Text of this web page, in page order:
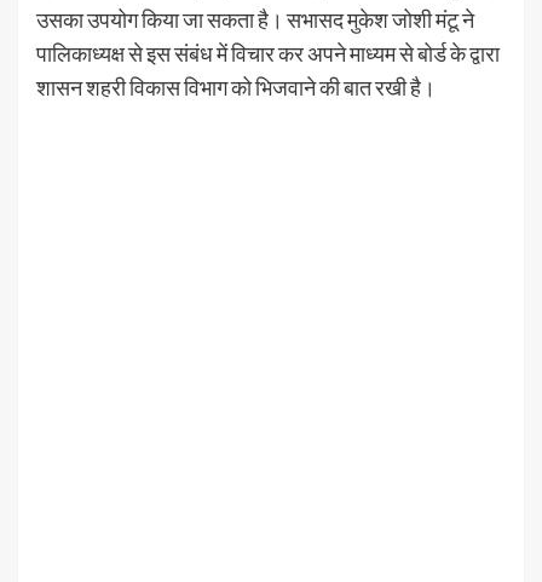
उसका उपयोग किया जा सकता है। सभासद मुकेश जोशी मंटू ने
पालिकाध्यक्ष से इस संबंध में विचार कर अपने माध्यम से बोर्ड के द्वारा
शासन शहरी विकास विभाग को भिजवाने की बात रखी है।